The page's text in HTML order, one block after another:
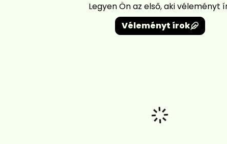
Legyen Ön az első, aki véleményt
Véleményt írok